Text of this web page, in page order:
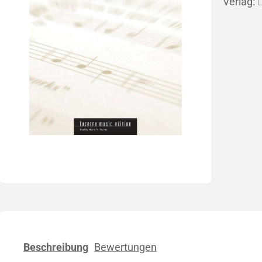
Klassik/Transkriptionen
Lied,
Lucerne Music Edition
GJK Music - Geert Jan Kroon
Beschreibung Bewertungen